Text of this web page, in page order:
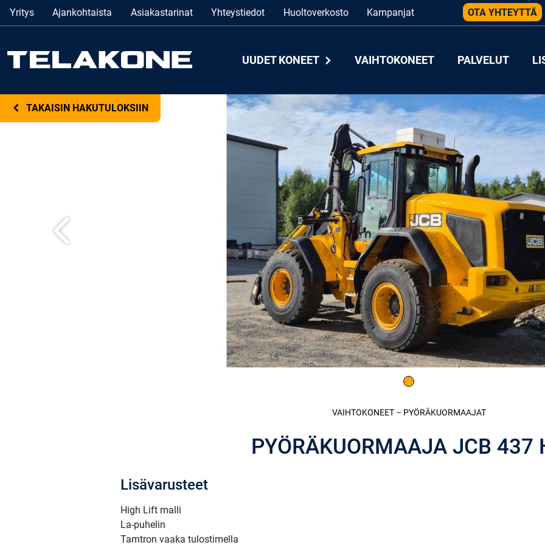
Yritys Ajankohtaista Asiakastarinat Yhteystiedot Huoltoverkosto Kampanjat OTA YHTEYTTÄ
UUDET KONEET VAIHTOKONEET PALVELUT
TAKAISIN HAKUTULOKSIIN
Edellinen
VAIHTOKONEET– PYÖRÄKUORMAAJAT
PYÖRÄKUORMAAJA JCB 437
Lisävarusteet
High Lift malli
La-puhelin
Tamtron vaaka tulostimella